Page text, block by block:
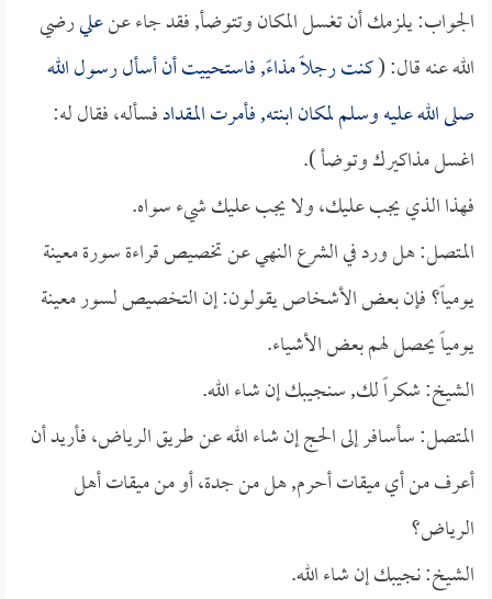
الجواب: يلزمك أن تغسل المكان وتتوضأ, فقد جاء عنعليرضي
الله عنه قال: (كنت رجلاً مذاءً, فاستحييت أن أسأل رسول الله
صلى الله عليه وسلم لمكان ابنته, فأمرتالمقدادفسأله، فقال له:
اغسل مذاكيرك وتوضأ ).
فهذا الذي يجب عليك، ولا يجب عليك شيء سواه.
المتصل: هل ورد في الشرع النهي عن تخصيص قراءة سورة معينة
يومياً؟ فإن بعض الأشخاص يقولون: إن التخصيص لسور معينة
يومياً يحصل لهم بعض الأشياء.
الشيخ: شكراً لك, سنجيبك إن شاء الله.
المتصل: سأسافر إلى الحج إن شاء الله عن طريق الرياض، فأريد أن
أعرف من أي ميقات أحرم, هل من جدة، أو من ميقات أهل
الرياض؟
الشيخ: نجيبك إن شاء الله.